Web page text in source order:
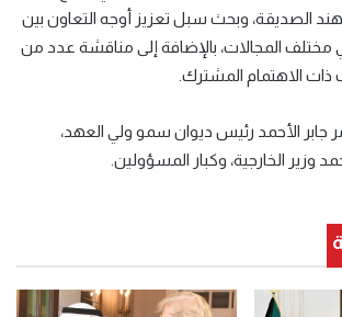
الصديقة، وبحث سبل تعزيز أوجه التعاون بين
مختلف المجالات، بالإضافة إلى مناقشة عدد من
ذات الاهتمام المشترك.
جابر الأحمد رئيس ديوان سمو ولي العهد،
وزير الخارجية، وكبار المسؤولين.